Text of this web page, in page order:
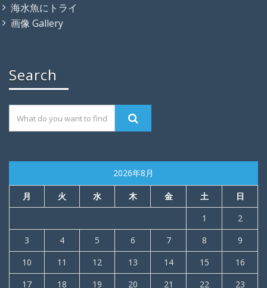
海水魚にトライ
画像 Gallery
Search
2026年8月
月 火 水 木 金 土
日
1
2
3
4 5 6 7 8
9
10
11 12 13 14 15
16
17
18 19 20 21 22 23